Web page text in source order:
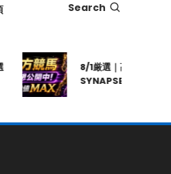
Search
8/1厳選｜高知10R｜20:20
SYNAPSE｜シナプス｜地